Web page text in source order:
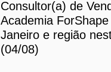
Consultor(a) de
Academia
Janeiro e região
(04/08)